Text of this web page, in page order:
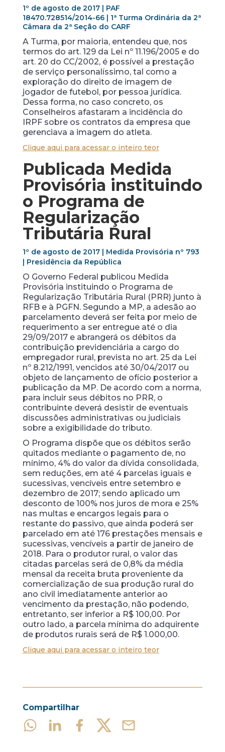
1º de agosto de 2017 | PAF
18470.728514/2014-66 | 1ª Turma Ordinária da 2ª
Câmara da 2ª Seção do CARF
A Turma, por maioria, entendeu que, nos
termos do art. 129 da Lei nº 11.196/2005 e do
art. 20 do CC/2002, é possível a prestação
de serviço personalíssimo, tal como a
exploração do direito de imagem de
jogador de futebol, por pessoa jurídica.
Dessa forma, no caso concreto, os
Conselheiros afastaram a incidência do
IRPF sobre os contratos da empresa que
gerenciava a imagem do atleta.
Clique aqui para acessar o inteiro teor
Publicada Medida
Provisória instituindo
o Programa de
Regularização
Tributária Rural
1º de agosto de 2017 | Medida Provisória nº 793
| Presidência da República
O Governo Federal publicou Medida
Provisória instituindo o Programa de
Regularização Tributária Rural (PRR) junto à
RFB e à PGFN. Segundo a MP, a adesão ao
parcelamento deverá ser feita por meio de
requerimento a ser entregue até o dia
29/09/2017 e abrangerá os débitos da
contribuição previdenciária a cargo do
empregador rural, prevista no art. 25 da Lei
nº 8.212/1991, vencidos até 30/04/2017 ou
objeto de lançamento de ofício posterior a
publicação da MP. De acordo com a norma,
para incluir seus débitos no PRR, o
contribuinte deverá desistir de eventuais
discussões administrativas ou judiciais
sobre a exigibilidade do tributo.
O Programa dispõe que os débitos serão
quitados mediante o pagamento de, no
mínimo, 4% do valor da dívida consolidada,
sem reduções, em até 4 parcelas iguais e
sucessivas, vencíveis entre setembro e
dezembro de 2017; sendo aplicado um
desconto de 100% nos juros de mora e 25%
nas multas e encargos legais para o
restante do passivo, que ainda poderá ser
parcelado em até 176 prestações mensais e
sucessivas, vencíveis a partir de janeiro de
2018. Para o produtor rural, o valor das
citadas parcelas será de 0,8% da média
mensal da receita bruta proveniente da
comercialização de sua produção rural do
ano civil imediatamente anterior ao
vencimento da prestação, não podendo,
entretanto, ser inferior a R$ 100,00. Por
outro lado, a parcela mínima do adquirente
de produtos rurais será de R$ 1.000,00.
Clique aqui para acessar o inteiro teor
Compartilhar